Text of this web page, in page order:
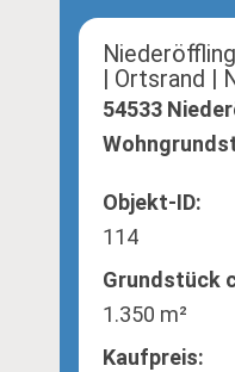
| Ortsrand |
54533
Objekt-ID:
114
Grund­stück
1.350 m²
Kaufpreis: